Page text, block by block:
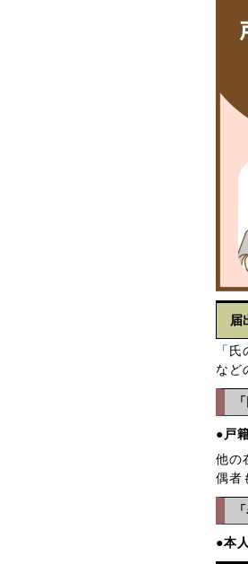
届
「
など
●戸
他の
偶者
●本